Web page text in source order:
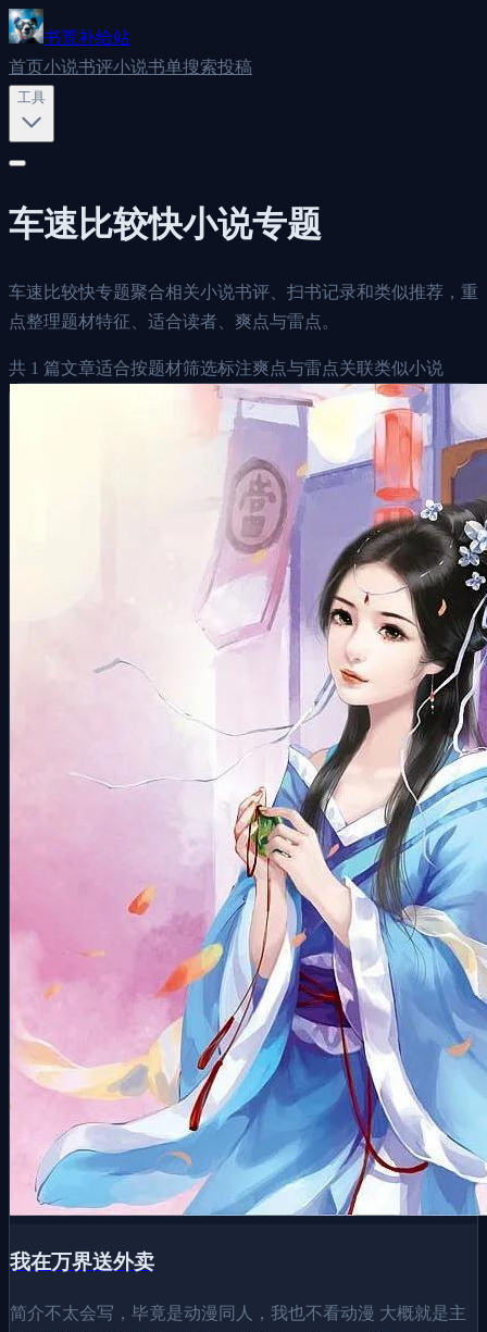
书荒补给站
首页小说书评小说书单搜索投稿
工具
车速比较快小说专题
车速比较快专题聚合相关小说书评、扫书记录和类似推荐，重
点整理题材特征、适合读者、爽点与雷点。
共 1 篇文章适合按题材筛选标注爽点与雷点关联类似小说
我在万界送外卖
简介不太会写，毕竟是动漫同人，我也不看动漫 大概就是主